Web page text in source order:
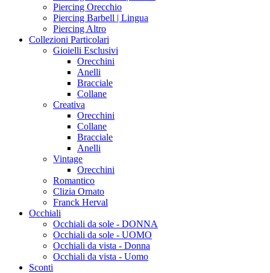
Piercing Orecchio
Piercing Barbell | Lingua
Piercing Altro
Collezioni Particolari
Gioielli Esclusivi
Orecchini
Anelli
Bracciale
Collane
Creativa
Orecchini
Collane
Bracciale
Anelli
Vintage
Orecchini
Romantico
Clizia Ornato
Franck Herval
Occhiali
Occhiali da sole - DONNA
Occhiali da sole - UOMO
Occhiali da vista - Donna
Occhiali da vista - Uomo
Sconti